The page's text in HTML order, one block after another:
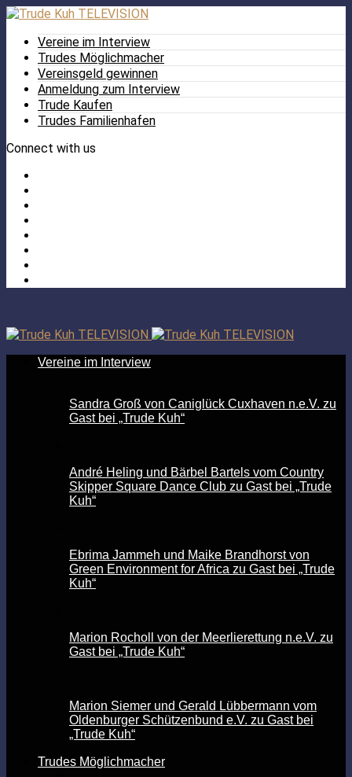
Vereine im Interview
Trudes Möglichmacher
Vereinsgeld gewinnen
Anmeldung zum Interview
Trude Kaufen
Trudes Familienhafen
Connect with us
Vereine im Interview
Sandra Groß von Caniglück Cuxhaven n.e.V. zu
Gast bei „Trude Kuh“
André Heling und Bärbel Bartels vom Country
Skipper Square Dance Club zu Gast bei „Trude
Kuh“
Ebrima Jammeh und Maike Brandhorst von
Green Environment for Africa zu Gast bei „Trude
Kuh“
Marion Rocholl von der Meerlierettung n.e.V. zu
Gast bei „Trude Kuh“
Marion Siemer und Gerald Lübbermann vom
Oldenburger Schützenbund e.V. zu Gast bei
„Trude Kuh“
Trudes Möglichmacher